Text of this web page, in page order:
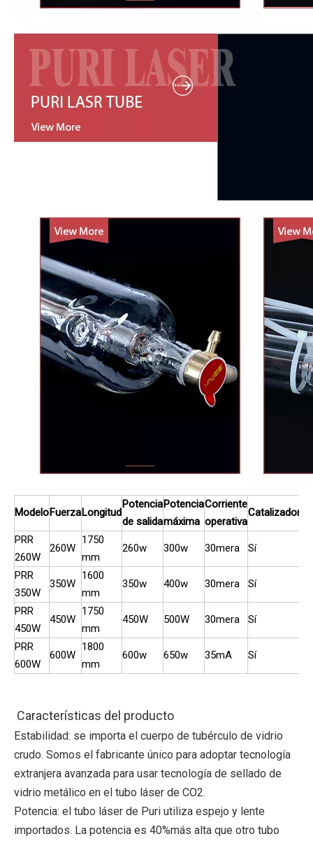
ModeloFuerzaLongitud
Potencia
de salida
Potencia
máxima
Corriente
operativa
Catalizador
PRR
260W
260W
1750
mm
260w 300w 30mera Sí
PRR
350W
350W
1600
mm
350w 400w 30mera Sí
PRR
450W
450W
1750
mm
450W 500W 30mera Sí
PRR
600W
600W
1800
mm
600w 650w 35mA Sí
Características del producto
Estabilidad: se importa el cuerpo de tubérculo de vidrio
crudo. Somos el fabricante único para adoptar tecnología
extranjera avanzada para usar tecnología de sellado de
vidrio metálico en el tubo láser de CO2.
Potencia: el tubo láser de Puri utiliza espejo y lente
importados. La potencia es 40%más alta que otro tubo